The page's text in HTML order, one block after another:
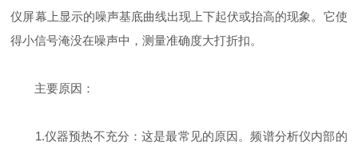
仪屏幕上显示的噪声基底曲线出现上下起伏或抬高的现象。它使
得小信号淹没在噪声中，测量准确度大打折扣。
主要原因：
1.仪器预热不充分：这是最常见的原因。频谱分析仪内部的